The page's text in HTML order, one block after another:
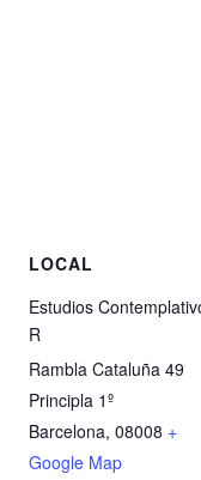
LOCAL
Estudios
R
Rambla Cataluña 49
Principla 1º
Barcelona, 08008 +
Google Map